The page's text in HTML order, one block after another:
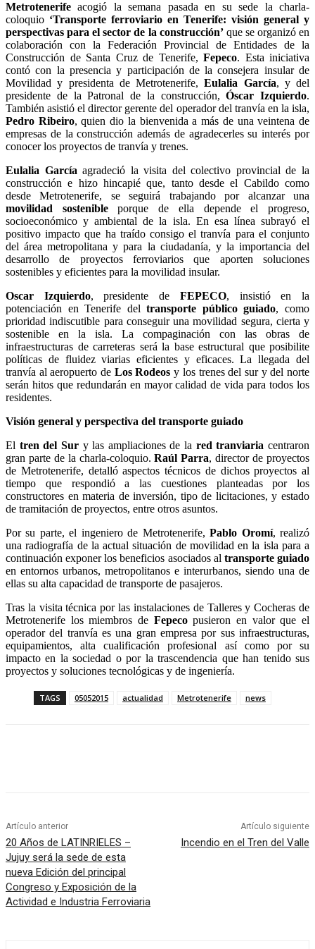
Metrotenerife acogió la semana pasada en su sede la charla-
coloquio ‘Transporte ferroviario en Tenerife: visión general y
perspectivas para el sector de la construcción’que se organizó en
colaboración con la Federación Provincial de Entidades de la
Construcción de Santa Cruz de Tenerife, Fepeco. Esta iniciativa
contó con la presencia y participación de la consejera insular de
Movilidad y presidenta de Metrotenerife,Eulalia García, y del
presidente de la Patronal de la construcción,Óscar Izquierdo.
También asistió el director gerente del operador del tranvía en la isla,
Pedro Ribeiro, quien dio la bienvenida a más de una veintena de
empresas de la construcción además de agradecerles su interés por
conocer los proyectos de tranvía y trenes.
Eulalia García agradeció la visita del colectivo provincial de la
construcción e hizo hincapié que, tanto desde el Cabildo como
desde Metrotenerife, se seguirá trabajando por alcanzar una
movilidad sostenibleporque de ella depende el progreso,
socioeconómico y ambiental de la isla. En esa línea subrayó el
positivo impacto que ha traído consigo el tranvía para el conjunto
del área metropolitana y para la ciudadanía, y la importancia del
desarrollo de proyectos ferroviarios que aporten soluciones
sostenibles y eficientes para la movilidad insular.
Oscar Izquierdo, presidente de FEPECO, insistió en la
potenciación en Tenerife deltransporte público guiado, como
prioridad indiscutible para conseguir una movilidad segura, cierta y
sostenible en la isla. La compaginación con las obras de
infraestructuras de carreteras será la base estructural que posibilite
políticas de fluidez viarias eficientes y eficaces. La llegada del
tranvía al aeropuerto de Los Rodeos y los trenes del sur y del norte
serán hitos que redundarán en mayor calidad de vida para todos los
residentes.
Visión general y perspectiva del transporte guiado
El tren del Sury las ampliaciones de la red tranviaria centraron
gran parte de la charla-coloquio.Raúl Parra, director de proyectos
de Metrotenerife, detalló aspectos técnicos de dichos proyectos al
tiempo que respondió a las cuestiones planteadas por los
constructores en materia de inversión, tipo de licitaciones, y estado
de tramitación de proyectos, entre otros asuntos.
Por su parte, el ingeniero de Metrotenerife,Pablo Oromí, realizó
una radiografía de la actual situación de movilidad en la isla para a
continuación exponer los beneficios asociados al transporte guiado
en entornos urbanos, metropolitanos e interurbanos, siendo una de
ellas su alta capacidad de transporte de pasajeros.
Tras la visita técnica por las instalaciones de Talleres y Cocheras de
Metrotenerife los miembros de Fepecopusieron en valor que el
operador del tranvía es una gran empresa por sus infraestructuras,
equipamientos, alta cualificación profesional así como por su
impacto en la sociedad o por la trascendencia que han tenido sus
proyectos y soluciones tecnológicas y de ingeniería.
TAGS 05052015 actualidad Metrotenerife news
Artículo anterior
20 Años de LATINRIELES –
Jujuy será la sede de esta
nueva Edición del principal
Congreso y Exposición de la
Actividad e Industria Ferroviaria
Artículo siguiente
Incendio en el Tren del Valle